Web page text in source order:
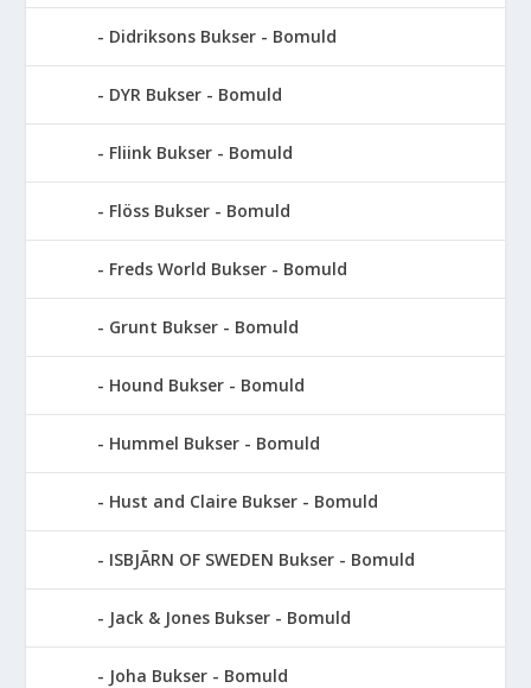
Didriksons Bukser - Bomuld
DYR Bukser - Bomuld
Fliink Bukser - Bomuld
Flöss Bukser - Bomuld
Freds World Bukser - Bomuld
Grunt Bukser - Bomuld
Hound Bukser - Bomuld
Hummel Bukser - Bomuld
Hust and Claire Bukser - Bomuld
ISBJÃRN OF SWEDEN Bukser - Bomuld
Jack & Jones Bukser - Bomuld
Joha Bukser - Bomuld